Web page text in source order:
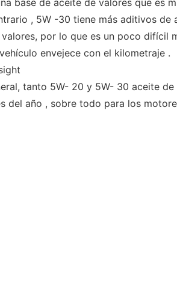
base de aceite de valores que es
, 5W -30 tiene más aditivos de
por lo que es un poco difícil
envejece con el kilometraje .
tanto 5W- 20 y 5W- 30 aceite
del año , sobre todo para los